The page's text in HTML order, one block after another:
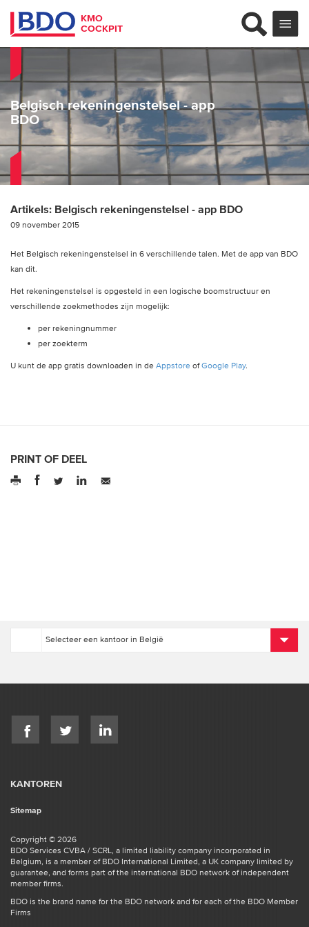
KMO
COCKPIT
Belgisch rekeningenstelsel - app
BDO
Artikels: Belgisch rekeningenstelsel - app BDO
09 november 2015
Het Belgisch rekeningenstelsel in 6 verschillende talen. Met de app van BDO
kan dit.
Het rekeningenstelsel is opgesteld in een logische boomstructuur en
verschillende zoekmethodes zijn mogelijk:
per rekeningnummer
per zoekterm
U kunt de app gratis downloaden in deAppstore ofGoogle Play.
PRINT OF DEEL
KANTOREN
Sitemap
Copyright © 2026
BDO Services CVBA / SCRL, a limited liability company incorporated in
Belgium, is a member of BDO International Limited, a UK company limited by
guarantee, and forms part of the international BDO network of independent
member firms.
BDO is the brand name for the BDO network and for each of the BDO Member
Firms